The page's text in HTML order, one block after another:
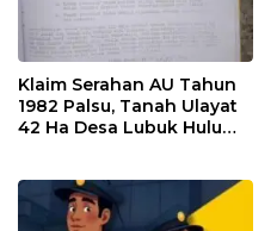
Klaim Serahan AU Tahun
1982 Palsu, Tanah Ulayat
42 Ha Desa Lubuk Hulu